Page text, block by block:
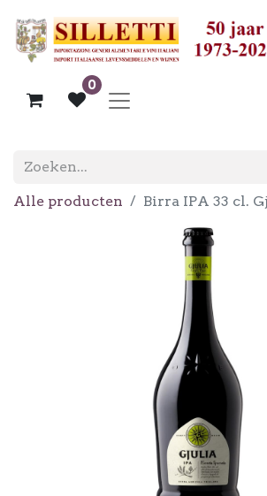
0
Alle producten Birra IPA 33 cl.